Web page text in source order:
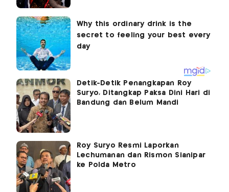
Detik-Detik Penangkapan Roy
Suryo, Ditangkap Paksa Dini Hari di
Bandung dan Belum Mandi
Roy Suryo Resmi Laporkan
Lechumanan dan Rismon Sianipar
ke Polda Metro